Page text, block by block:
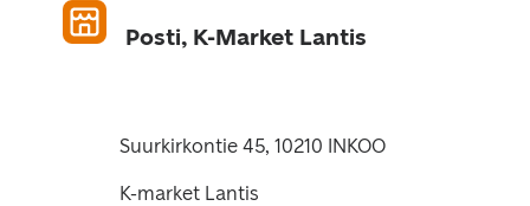
Posti, K-Market Lantis
Suurkirkontie 45, 10210 INKOO
K-market Lantis